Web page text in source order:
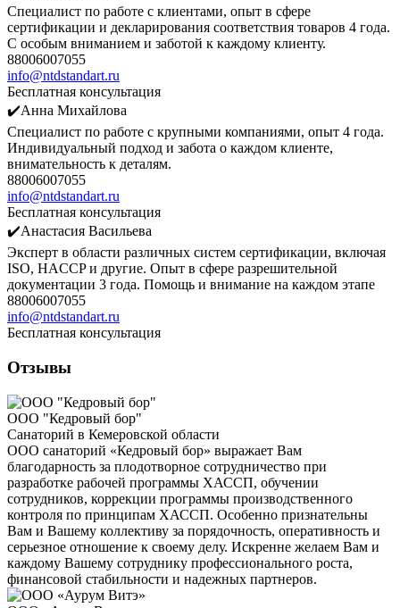
Специалист по работе с клиентами, опыт в сфере
сертификации и декларирования соответствия товаров 4 года.
С особым вниманием и заботой к каждому клиенту.
88006007055
info@ntdstandart.ru
Бесплатная консультация
✔️Анна Михайлова
Специалист по работе с крупными компаниями, опыт 4 года.
Индивидуальный подход и забота о каждом клиенте,
внимательность к деталям.
88006007055
info@ntdstandart.ru
Бесплатная консультация
✔️Анастасия Васильева
Эксперт в области различных систем сертификации, включая
ISO, HACCP и другие. Опыт в сфере разрешительной
документации 3 года. Помощь и внимание на каждом этапе
88006007055
info@ntdstandart.ru
Бесплатная консультация
Отзывы
ООО "Кедровый бор"
Санаторий в Кемеровской области
ООО санаторий «Кедровый бор» выражает Вам
благодарность за плодотворное сотрудничество при
разработке рабочей программы ХАССП, обучении
сотрудников, коррекции программы производственного
контроля по принципам ХАССП. Особенно признательны
Вам и Вашему коллективу за порядочность, оперативность и
серьезное отношение к своему делу. Искренне желаем Вам и
каждому Вашему сотруднику профессионального роста,
финансовой стабильности и надежных партнеров.